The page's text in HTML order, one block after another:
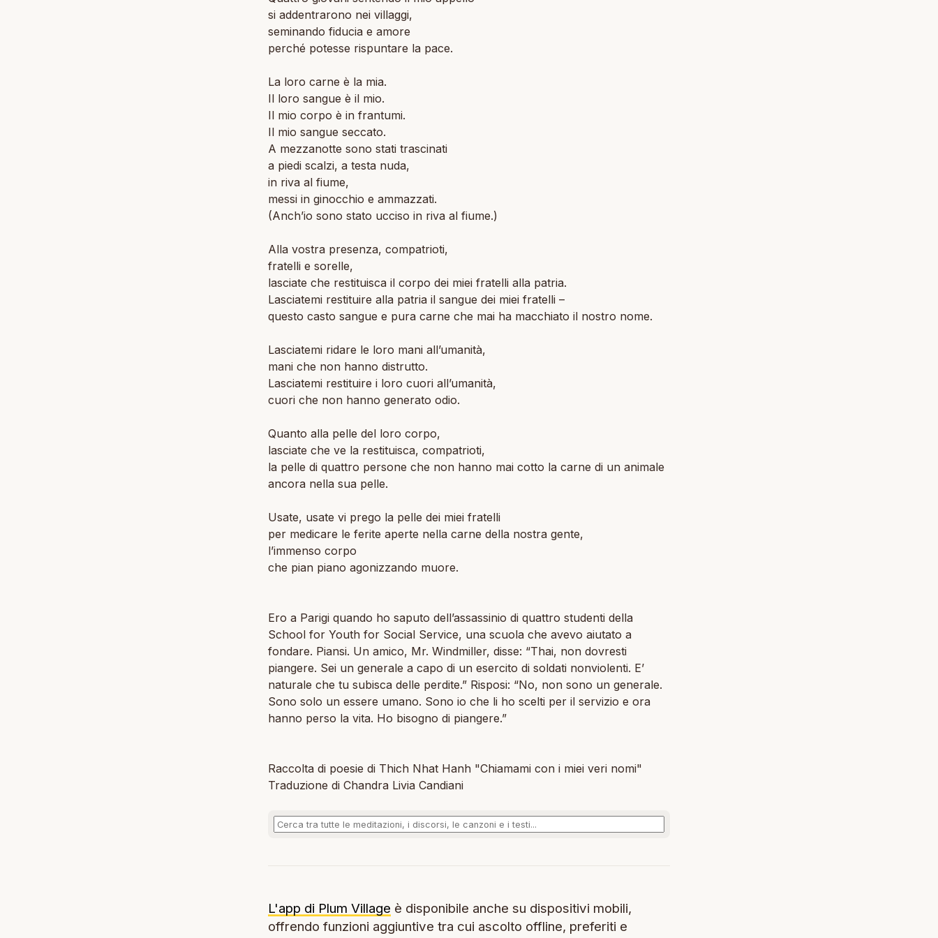
si addentrarono nei villaggi,
seminando fiducia e amore
perché potesse rispuntare la pace.
La loro carne è la mia.
Il loro sangue è il mio.
Il mio corpo è in frantumi.
Il mio sangue seccato.
A mezzanotte sono stati trascinati
a piedi scalzi, a testa nuda,
in riva al fiume,
messi in ginocchio e ammazzati.
(Anch’io sono stato ucciso in riva al fiume.)
Alla vostra presenza, compatrioti,
fratelli e sorelle,
lasciate che restituisca il corpo dei miei fratelli alla patria.
Lasciatemi restituire alla patria il sangue dei miei fratelli –
questo casto sangue e pura carne che mai ha macchiato il nostro nome.
Lasciatemi ridare le loro mani all’umanità,
mani che non hanno distrutto.
Lasciatemi restituire i loro cuori all’umanità,
cuori che non hanno generato odio.
Quanto alla pelle del loro corpo,
lasciate che ve la restituisca, compatrioti,
la pelle di quattro persone che non hanno mai cotto la carne di un animale
ancora nella sua pelle.
Usate, usate vi prego la pelle dei miei fratelli
per medicare le ferite aperte nella carne della nostra gente,
l’immenso corpo
che pian piano agonizzando muore.
Ero a Parigi quando ho saputo dell’assassinio di quattro studenti della
School for Youth for Social Service, una scuola che avevo aiutato a
fondare. Piansi. Un amico, Mr. Windmiller, disse: “Thai, non dovresti
piangere. Sei un generale a capo di un esercito di soldati nonviolenti. E’
naturale che tu subisca delle perdite.” Risposi: “No, non sono un generale.
Sono solo un essere umano. Sono io che li ho scelti per il servizio e ora
hanno perso la vita. Ho bisogno di piangere.”
Raccolta di poesie di Thich Nhat Hanh "Chiamami con i miei veri nomi"
Traduzione di Chandra Livia Candiani
L'app di Plum Village è disponibile anche su dispositivi mobili,
offrendo funzioni aggiuntive tra cui ascolto offline, preferiti e